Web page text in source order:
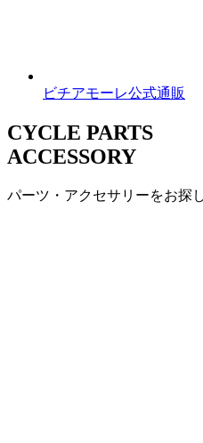
ビチアモーレ公式通販
CYCLE PARTS
ACCESSORY
パーツ・アクセサリーをお探